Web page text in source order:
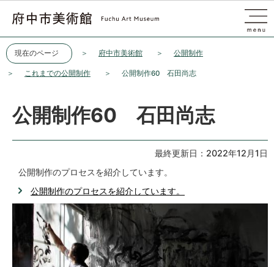
現在のページ 府中市美術館 公開制作
これまでの公開制作 公開制作60 石田尚志
公開制作60 石田尚志
最終更新日：2022年12月1日
公開制作のプロセスを紹介しています。
公開制作のプロセスを紹介しています。